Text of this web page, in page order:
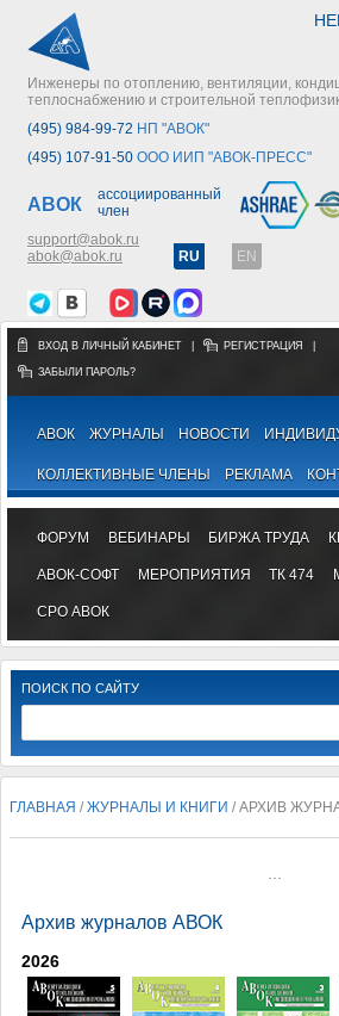
Инженеры по отоплению, вентиляции,
теплоснабжению и строительной
(495) 984-99-72 НП "АВОК"
(495) 107-91-50 ООО ИИП "АВОК-ПРЕСС"
АВОК
ассоциированный
член
support@abok.ru
abok@abok.ru
RU EN
ВХОД В ЛИЧНЫЙ КАБИНЕТ РЕГИСТРАЦИЯ
ЗАБЫЛИ ПАРОЛЬ?
АВОК ЖУРНАЛЫ НОВОСТИ
КОЛЛЕКТИВНЫЕ ЧЛЕНЫ РЕКЛАМА
ФОРУМ ВЕБИНАРЫ БИРЖА ТРУДА
АВОК-СОФТ МЕРОПРИЯТИЯ ТК 474
СРО АВОК
ПОИСК ПО САЙТУ
ГЛАВНАЯ /ЖУРНАЛЫ И КНИГИ / АРХИВ
Архив журналов АВОК
2026